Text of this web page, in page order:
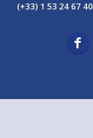
(+33) 1 53 24 67 40